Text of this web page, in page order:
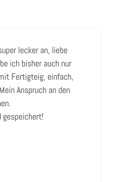
lecker an, liebe
ich bisher auch nur
Fertigteig, einfach,
Anspruch an den
gespeichert!